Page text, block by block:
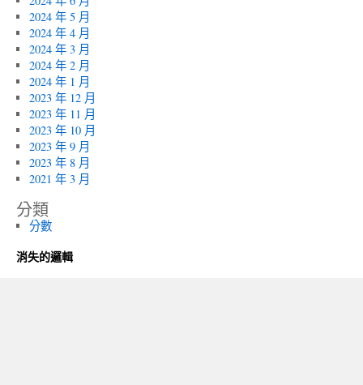
2024 年 5 月
2024 年 4 月
2024 年 3 月
2024 年 2 月
2024 年 1 月
2023 年 12 月
2023 年 11 月
2023 年 10 月
2023 年 9 月
2023 年 8 月
2021 年 3 月
分類
分數
消失的邏輯